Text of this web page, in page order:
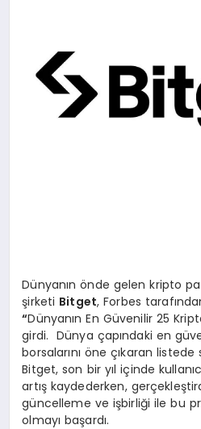
DÜNYA
SAĞLIK
Dünyanın önde gelen kripto
şirketi Bitget, Forbes
“Dünyanın En Güvenilir 25
girdi. Dünya çapındaki en
borsalarını öne çıkaran
Bitget, son bir yıl içinde
artış kaydederken,
güncelleme ve işbirliği ile bu
olmayı başardı.